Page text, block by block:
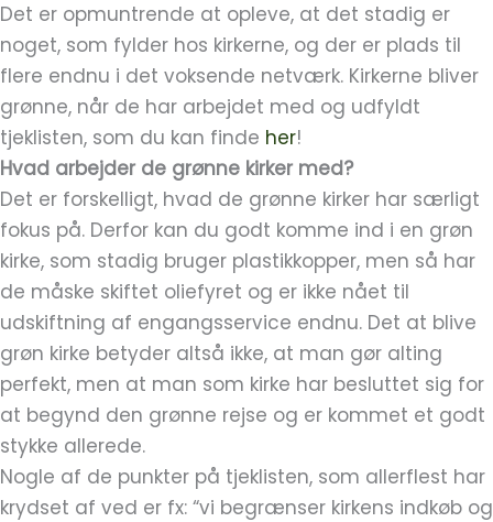
Det er opmuntrende at opleve, at det stadig er
noget, som fylder hos kirkerne, og der er plads til
flere endnu i det voksende netværk. Kirkerne bliver
grønne, når de har arbejdet med og udfyldt
tjeklisten, som du kan finde her!
Hvad arbejder de grønne kirker med?
Det er forskelligt, hvad de grønne kirker har særligt
fokus på. Derfor kan du godt komme ind i en grøn
kirke, som stadig bruger plastikkopper, men så har
de måske skiftet oliefyret og er ikke nået til
udskiftning af engangsservice endnu. Det at blive
grøn kirke betyder altså ikke, at man gør alting
perfekt, men at man som kirke har besluttet sig for
at begynd den grønne rejse og er kommet et godt
stykke allerede.
Nogle af de punkter på tjeklisten, som allerflest har
krydset af ved er fx: “vi begrænser kirkens indkøb og